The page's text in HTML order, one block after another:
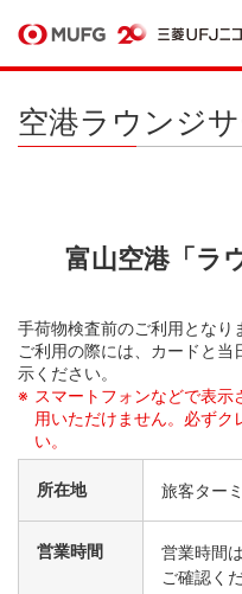
空港ラウンジ
富山空港「ラ
手荷物検査前のご利用となり
ご利用の際には、カードと
示ください。
スマートフォンなどで表
用いただけません。必ずク
い。
所在地 旅客ター
営業時間
営業時間
ご確認く